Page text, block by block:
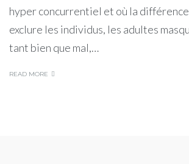
hyper concurrentiel et où la différence
exclure les individus, les adultes
tant bien que mal,…
READ MORE